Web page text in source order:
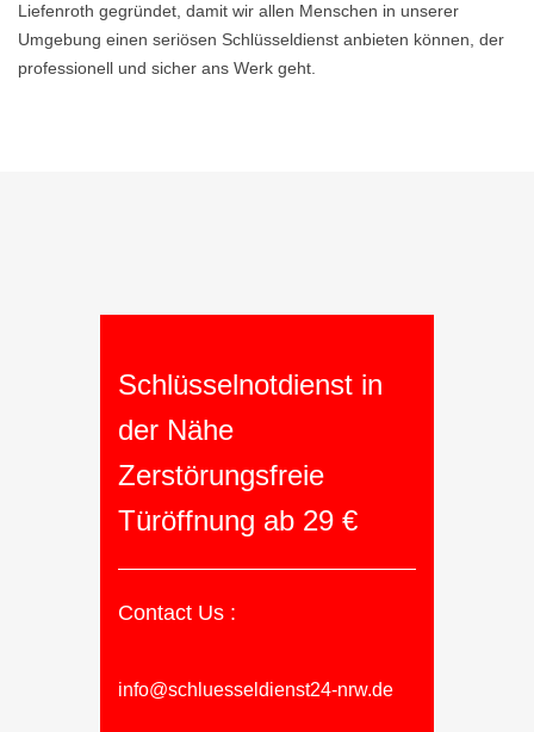
Liefenroth gegründet, damit wir allen Menschen in unserer
Umgebung einen seriösen Schlüsseldienst anbieten können, der
professionell und sicher ans Werk geht.
Schlüsselnotdienst in
der Nähe
Zerstörungsfreie
Türöffnung ab 29 €
Contact Us :
info@schluesseldienst24-nrw.de